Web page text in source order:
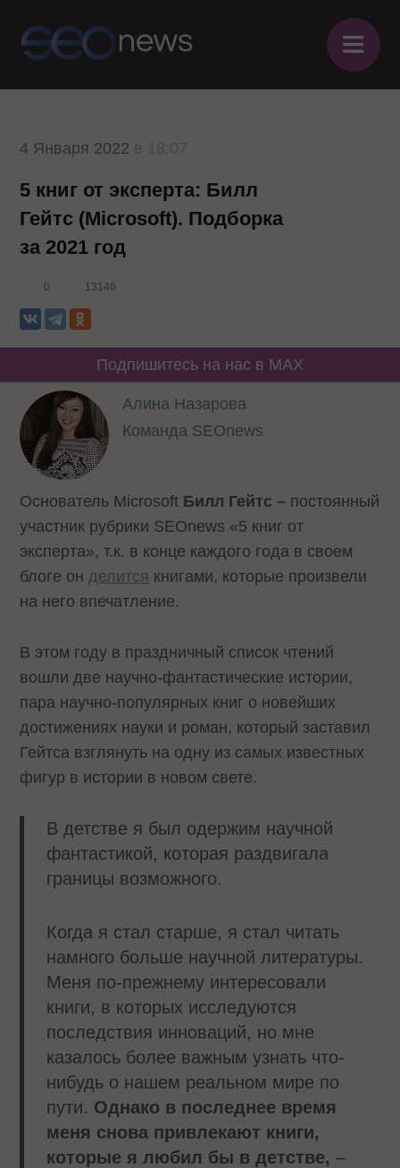
≡
4 Января 2022
5 книг от эксперта: Билл
Гейтс (Microsoft). Подборка
за 2021 год
0 13146
Подпишитесь на нас в MAX
Алина Назарова
Команда SEOnews
Основатель Microsoft Билл Гейтс – постоянный
участник рубрики SEOnews «5 книг от
эксперта», т.к. в конце каждого года в своем
блоге онделится книгами, которые произвели
на него впечатление.
В этом году в праздничный список чтений
вошли две научно-фантастические истории,
пара научно-популярных книг о новейших
достижениях науки и роман, который заставил
Гейтса взглянуть на одну из самых известных
фигур в истории в новом свете.
В детстве я был одержим научной
фантастикой, которая раздвигала
границы возможного.
Когда я стал старше, я стал читать
намного больше научной литературы.
Меня по-прежнему интересовали
книги, в которых исследуются
последствия инноваций, но мне
казалось более важным узнать что-
нибудь о нашем реальном мире по
пути. Однако в последнее время
меня снова привлекают книги,
которые я любил бы в детстве, –